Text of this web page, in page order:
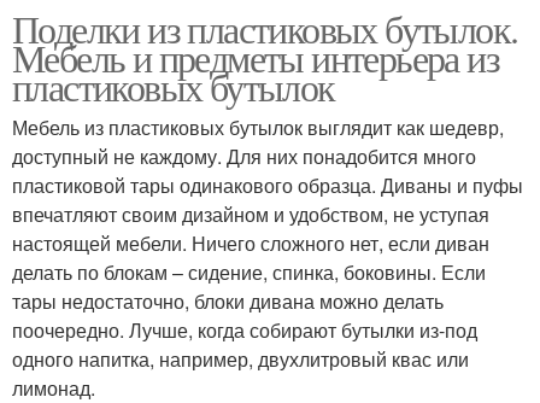
Поделки из пластиковых бутылок.
Мебель и предметы интерьера из
пластиковых бутылок
Мебель из пластиковых бутылок выглядит как шедевр,
доступный не каждому. Для них понадобится много
пластиковой тары одинакового образца. Диваны и пуфы
впечатляют своим дизайном и удобством, не уступая
настоящей мебели. Ничего сложного нет, если диван
делать по блокам – сидение, спинка, боковины. Если
тары недостаточно, блоки дивана можно делать
поочередно. Лучше, когда собирают бутылки из-под
одного напитка, например, двухлитровый квас или
лимонад.